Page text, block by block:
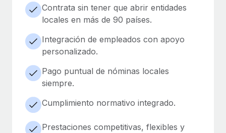
Contrata sin tener que abrir entidades
locales en más de 90 países.
Integración de empleados con apoyo
personalizado.
Pago puntual de nóminas locales
siempre.
Cumplimiento normativo integrado.
Prestaciones competitivas, flexibles y